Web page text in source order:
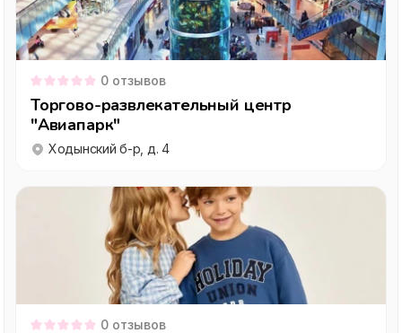
0 отзывов
Торгово-развлекательный центр
"Авиапарк"
Ходынский б-р, д. 4
0 отзывов